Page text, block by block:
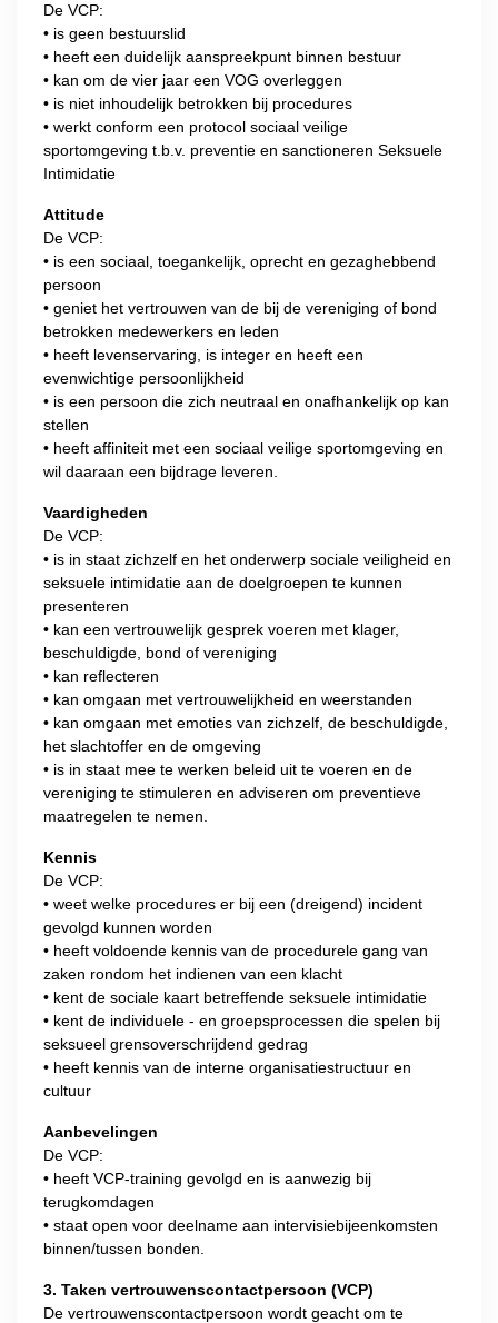
De VCP:
• is geen bestuurslid
• heeft een duidelijk aanspreekpunt binnen bestuur
• kan om de vier jaar een VOG overleggen
• is niet inhoudelijk betrokken bij procedures
• werkt conform een protocol sociaal veilige
sportomgeving t.b.v. preventie en sanctioneren Seksuele
Intimidatie
Attitude
De VCP:
• is een sociaal, toegankelijk, oprecht en gezaghebbend
persoon
• geniet het vertrouwen van de bij de vereniging of bond
betrokken medewerkers en leden
• heeft levenservaring, is integer en heeft een
evenwichtige persoonlijkheid
• is een persoon die zich neutraal en onafhankelijk op kan
stellen
• heeft affiniteit met een sociaal veilige sportomgeving en
wil daaraan een bijdrage leveren.
Vaardigheden
De VCP:
• is in staat zichzelf en het onderwerp sociale veiligheid en
seksuele intimidatie aan de doelgroepen te kunnen
presenteren
• kan een vertrouwelijk gesprek voeren met klager,
beschuldigde, bond of vereniging
• kan reflecteren
• kan omgaan met vertrouwelijkheid en weerstanden
• kan omgaan met emoties van zichzelf, de beschuldigde,
het slachtoffer en de omgeving
• is in staat mee te werken beleid uit te voeren en de
vereniging te stimuleren en adviseren om preventieve
maatregelen te nemen.
Kennis
De VCP:
• weet welke procedures er bij een (dreigend) incident
gevolgd kunnen worden
• heeft voldoende kennis van de procedurele gang van
zaken rondom het indienen van een klacht
• kent de sociale kaart betreffende seksuele intimidatie
• kent de individuele - en groepsprocessen die spelen bij
seksueel grensoverschrijdend gedrag
• heeft kennis van de interne organisatiestructuur en
cultuur
Aanbevelingen
De VCP:
• heeft VCP-training gevolgd en is aanwezig bij
terugkomdagen
• staat open voor deelname aan intervisiebijeenkomsten
binnen/tussen bonden.
3. Taken vertrouwenscontactpersoon (VCP)
De vertrouwenscontactpersoon wordt geacht om te